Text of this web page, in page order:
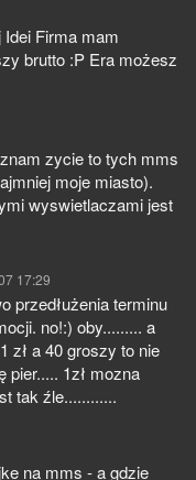
Firma mam
brutto :P Era możesz
zycie to tych mms
moje miasto).
wyswietlaczami jest
17:29
przedłużenia terminu
no!:) oby......... a
zł a 40 groszy to nie
pier..... 1zł mozna
tak źle............
na mms - a gdzie